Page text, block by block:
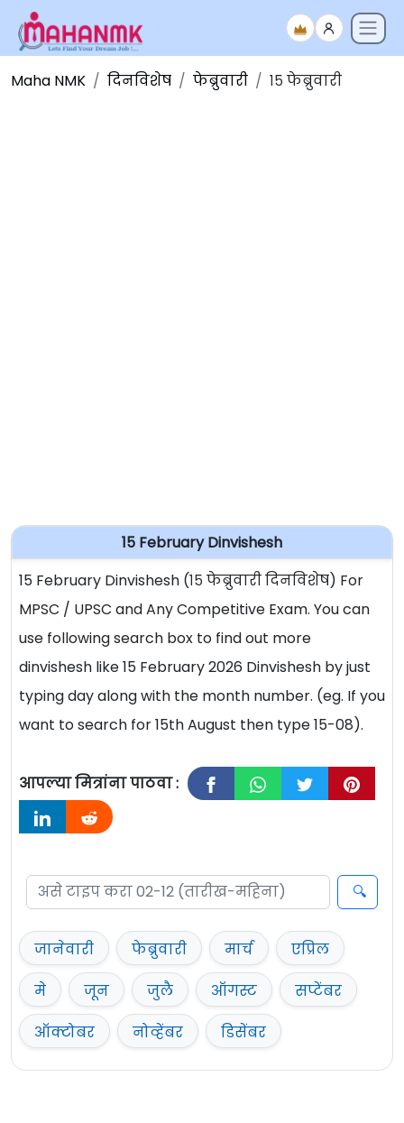
Maha NMK दिनविशेष फेब्रुवारी १५ फेब्रुवारी
15 February Dinvishesh
15 February Dinvishesh (१५ फेब्रुवारी दिनविशेष) For
MPSC / UPSC and Any Competitive Exam. You can
use following search box to find out more
dinvishesh like 15 February 2026 Dinvishesh by just
typing day along with the month number. (eg. If you
want to search for 15th August then type 15-08).
आपल्या मित्रांना पाठवा :
जानेवारी फेब्रुवारी मार्च
एप्रिल
मे
जून जुलै ऑगस्ट
सप्टेंबर
ऑक्टोबर
नोव्हेंबर डिसेंबर